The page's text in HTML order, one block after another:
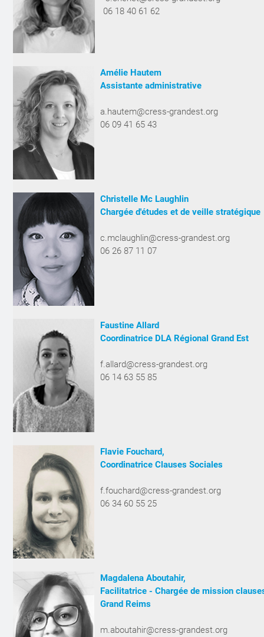
06 18 40 61 62
Amélie Hautem
Assistante administrative
a.hautem@cress-grandest.org
06 09 41 65 43
Christelle Mc Laughlin
Chargée d'études et de veille stratégique
c.mclaughlin@cress-grandest.org
06 26 87 11 07
Faustine Allard
Coordinatrice DLA Régional Grand Est
f.allard@cress-grandest.org
06 14 63 55 85
Flavie Fouchard,
Coordinatrice Clauses Sociales
f.fouchard@cress-grandest.org
06 34 60 55 25
Magdalena Aboutahir,
Facilitatrice - Chargée de mission
Grand Reims
m.aboutahir@cress-grandest.org